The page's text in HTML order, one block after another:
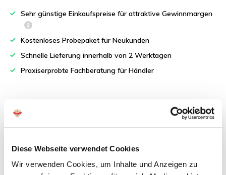
Diese Webseite verwendet Cookies
Wir verwenden Cookies, um Inhalte und Anzeigen zu
Sehr günstige Einkaufspreise für attraktive Gewinnmargen
Kostenloses Probepaket für Neukunden
Schnelle Lieferung innerhalb von 2 Werktagen
Praxiserprobte Fachberatung für Händler
Produktbeschreibung
Stück)